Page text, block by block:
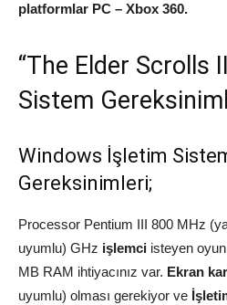
platformlar PC – Xbox 360.
“The Elder Scrolls
Sistem
Windows İşletim
Gereksinimleri;
Processor Pentium III 800 MHz
uyumlu) GHz işlemci isteyen
MB RAM ihtiyacınız var. Ekran
uyumlu) olması gerekiyor ve